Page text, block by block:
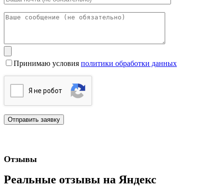
Принимаю условия политики обработки данных
Я нe poбoт
Отзывы
Реальные отзывы на Яндекс